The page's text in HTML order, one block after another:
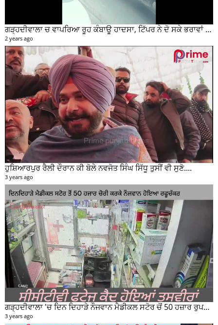
ਗੜ੍ਹਦੀਵਾਲਾ ਚ ਵਾਪਰਿਆ ਰੂਹ ਕੰਬਾਊ ਹਾਦਸਾ, ਟਿੱਪਰ ਨੇ ਦੋ ਸਕੇ ਭਰਾਵਾਂ ਨੂੰ ਕੁਚਲਿਆ, ਸੀਸੀਟੀਵੀ ਫੁਟੇਜ ਵੀ ਆਈ ਸਾਹਮਣੇ
2 years ago
ਹੁਸ਼ਿਆਰਪੁਰ ਰੈਲੀ ਦੌਰਾਨ ਕੀ ਬੋਲੇ ਨਵਜੋਤ ਸਿੰਘ ਸਿੱਧੂ ਤੁਸੀਂ ਵੀ ਸੁਣੋ....
3 years ago
ਗੜ੍ਹਦੀਵਾਲਾ 'ਚ ਦਿਨ ਦਿਹਾੜੇ ਨੌਜਵਾਨ ਮੈਡੀਕਲ ਸਟੋਰ ਚੋਂ 50 ਹਜ਼ਾਰ ਰੁਪਏ ਦੀ ਨਕਦੀ ਚੋਰੀ ਕਰਕੇ ਹੋਇਆ ਰਫੂਚੱਕਰ
3 years ago